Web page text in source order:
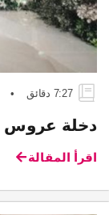
7:27 دقائق •
دخلة عروس 2021
اقرأ المقالة